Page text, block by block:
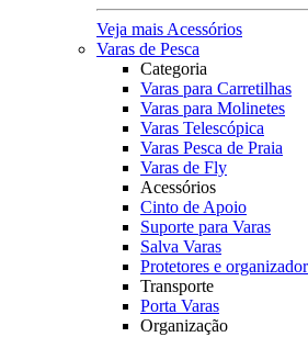
Veja mais Acessórios
Varas de Pesca
Categoria
Varas para Carretilhas
Varas para Molinetes
Varas Telescópica
Varas Pesca de Praia
Varas de Fly
Acessórios
Cinto de Apoio
Suporte para Varas
Salva Varas
Protetores e organizador
Transporte
Porta Varas
Organização